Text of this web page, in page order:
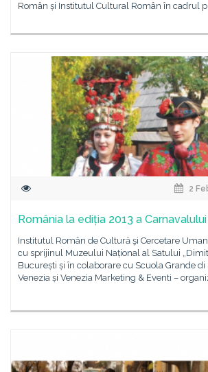
Român și Institutul Cultural Român în cadrul
2
România la ediția 2013 a
Institutul Român de Cultură şi Cercetare
cu sprijinul Muzeului Național al Satului
București și în colaborare cu Scuola Grande di
Venezia și Venezia Marketing & Eventi –